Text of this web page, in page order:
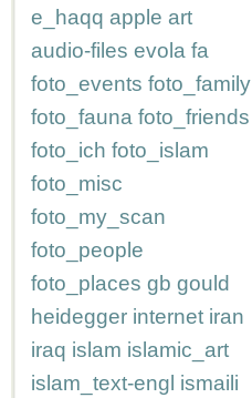
e_haqq apple art
audio-files evola fa
foto_events foto_family
foto_fauna foto_friends
foto_ich foto_islam
foto_misc
foto_my_scan
foto_people
foto_places gb gould
heidegger internet iran
iraq islam islamic_art
islam_text-engl ismaili